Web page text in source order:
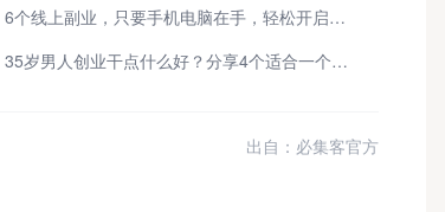
零门槛！6个线上副业，只要手机电脑在手，轻松开启赚钱模式
失业后，35岁男人创业干点什么好？分享4个适合一个人倒腾的小生意！
出自：必集客官方